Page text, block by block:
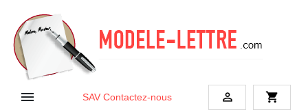
 SAV Contactez-nous  shopping_cart